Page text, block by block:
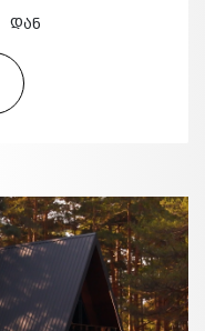
ᲓᲐᲜ